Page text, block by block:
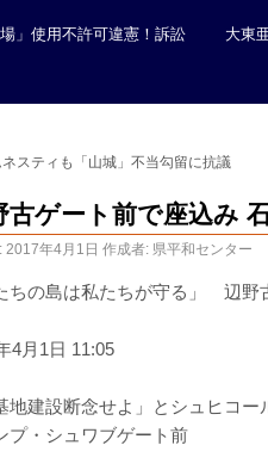
」使用不許可違憲！訴訟 大東
ネスティも「山城」不当勾留に抗議
古ゲート前で座込み
2017年4月1日 作成者: 県平和センター
ちの島は私たちが守る」 辺野
4月1日 11:05
地建設断念せよ」とシュヒコ
プ・シュワブゲート前